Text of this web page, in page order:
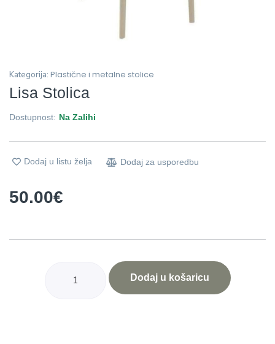
Kategorija: Plastične i metalne stolice
Lisa Stolica
Dostupnost: Na Zalihi
Dodaj u listu želja Dodaj za usporedbu
50.00€
Dodaj u košaricu